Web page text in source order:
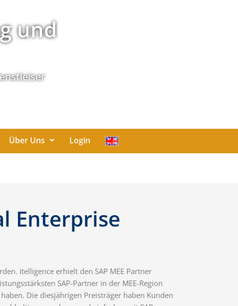
und
Über Uns Login
Enterprise
itelligence erhielt den SAP MEE Partner
SAP-Partner in der MEE-Region
Die diesjährigen Preisträger haben Kunden